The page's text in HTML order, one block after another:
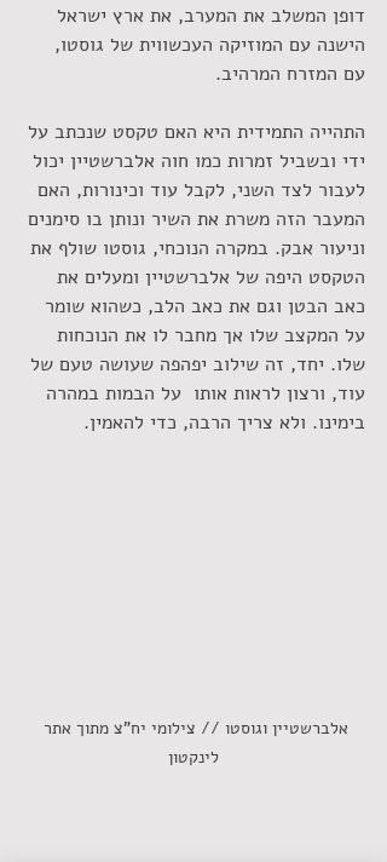
דופן המשלב את המערב, את ארץ ישראל
הישנה עם המוזיקה העכשווית של גוסטו,
עם המזרח המרהיב.
התהייה התמידית היא האם טקסט שנכתב על
ידי ובשביל זמרות כמו חוה אלברשטיין יכול
לעבור לצד השני, לקבל עוד וכינורות, האם
המעבר הזה משרת את השיר ונותן בו סימנים
וניעור אבק. במקרה הנוכחי, גוסטו שולף את
הטקסט היפה של אלברשטיין ומעלים את
כאב הבטן וגם את כאב הלב, כשהוא שומר
על המקצב שלו אך מחבר לו את הנוכחות
שלו. יחד, זה שילוב יפהפה שעושה טעם של
עוד, ורצון לראות אותו  על הבמות במהרה
בימינו. ולא צריך הרבה, כדי להאמין.
אלברשטיין וגוסטו // צילומי יח"צ מתוך אתר
לינקטון